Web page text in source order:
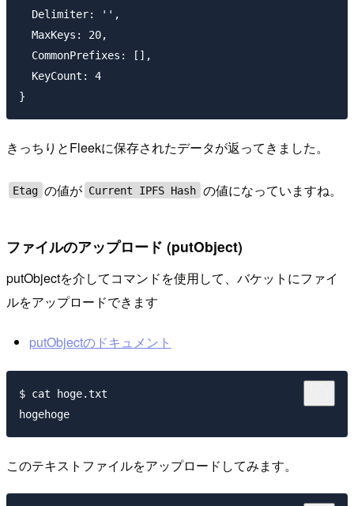
  Delimiter: '',
  MaxKeys: 20,
  CommonPrefixes: [],
  KeyCount: 4
きっちりとFleekに保存されたデータが返ってきました。
Etag の値が Current IPFS Hash の値になっていますね。
ファイルのアップロード (putObject)
putObjectを介してコマンドを使用して、バケットにファイ
ルをアップロードできます
putObjectのドキュメント
$ cat hoge.txt
このテキストファイルをアップロードしてみます。